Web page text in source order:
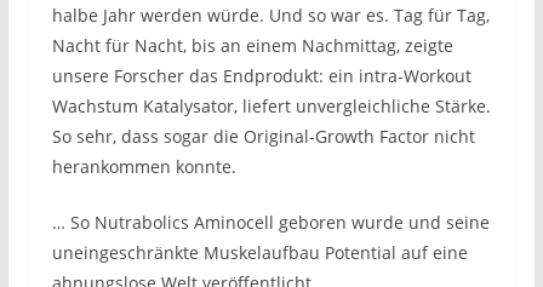
halbe Jahr werden würde. Und so war es. Tag für Tag,
Nacht für Nacht, bis an einem Nachmittag, zeigte
unsere Forscher das Endprodukt: ein intra-Workout
Wachstum Katalysator, liefert unvergleichliche Stärke.
So sehr, dass sogar die Original-Growth Factor nicht
herankommen konnte.
… So Nutrabolics Aminocell geboren wurde und seine
uneingeschränkte Muskelaufbau Potential auf eine